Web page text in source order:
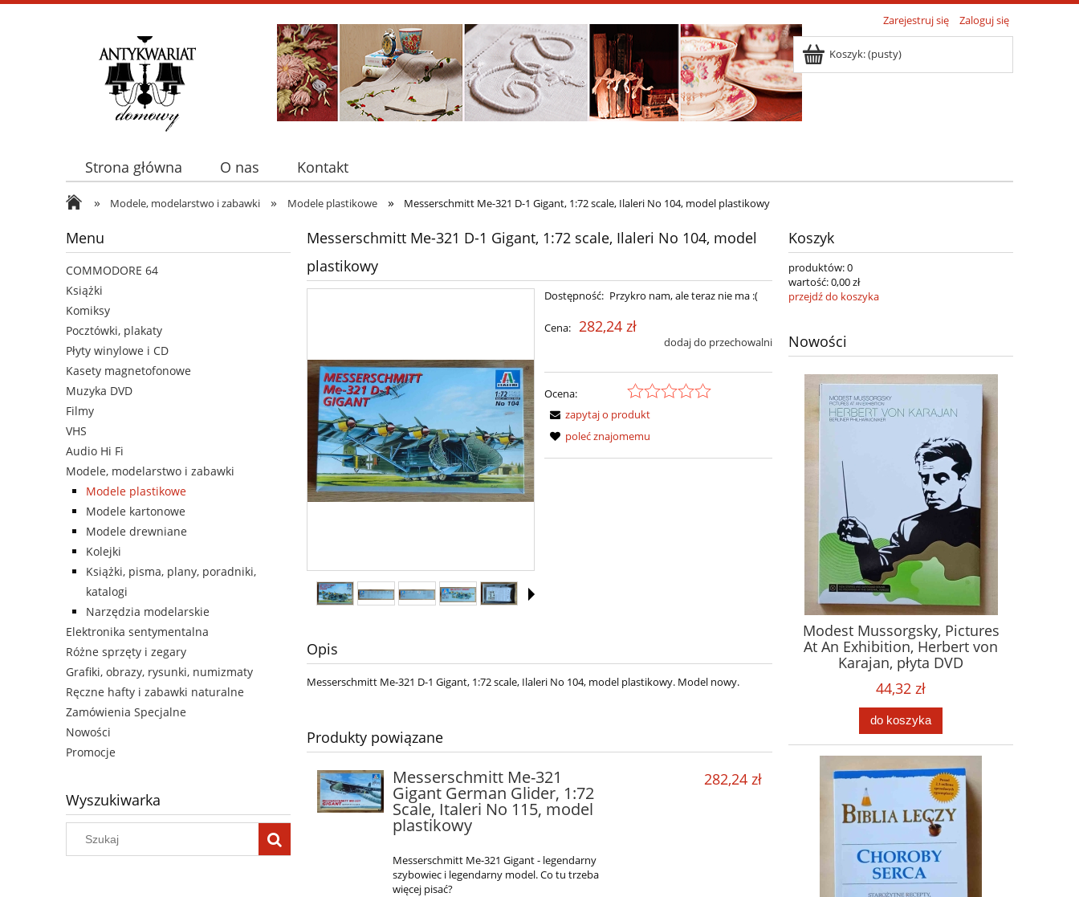
Zarejestruj się Zaloguj się
Koszyk:(pusty)
Strona główna O nas Kontakt
» Modele, modelarstwo i zabawki » Modele plastikowe » Messerschmitt Me-321 D-1 Gigant, 1:72 scale, Ilaleri No 104, model plastikowy
Menu
COMMODORE 64
Książki
Komiksy
Pocztówki, plakaty
Płyty winylowe i CD
Kasety magnetofonowe
Muzyka DVD
Filmy
VHS
Audio Hi Fi
Modele, modelarstwo i zabawki
Modele plastikowe
Modele kartonowe
Modele drewniane
Kolejki
Książki, pisma, plany, poradniki,
katalogi
Narzędzia modelarskie
Elektronika sentymentalna
Różne sprzęty i zegary
Grafiki, obrazy, rysunki, numizmaty
Ręczne hafty i zabawki naturalne
Zamówienia Specjalne
Nowości
Promocje
Wyszukiwarka
Messerschmitt Me-321 D-1 Gigant, 1:72 scale, Ilaleri No 104, model
plastikowy
Dostępność: Przykro nam, ale teraz nie ma :(
Cena: 282,24 zł
dodaj do przechowalni
Ocena:
zapytaj o produkt
poleć znajomemu
Opis
Messerschmitt Me-321 D-1 Gigant, 1:72 scale, Ilaleri No 104, model plastikowy. Model nowy.
Produkty powiązane
Messerschmitt Me-321
Gigant German Glider, 1:72
Scale, Italeri No 115, model
plastikowy
Messerschmitt Me-321 Gigant - legendarny
szybowiec i legendarny model. Co tu trzeba
więcej pisać?
282,24 zł
Koszyk
produktów:0
wartość:0,00 zł
przejdź do koszyka
Nowości
Modest Mussorgsky, Pictures
At An Exhibition, Herbert von
Karajan, płyta DVD
44,32 zł
do koszyka